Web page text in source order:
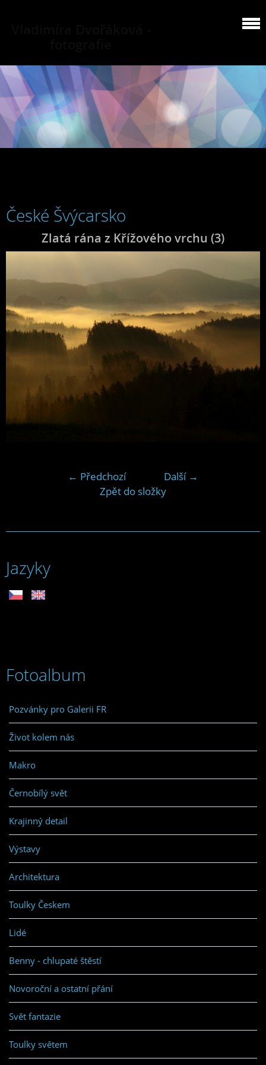
České Švýcarsko
Zlatá rána z Křížového vrchu (3)
← Předchozí
Další →
Zpět do složky
Jazyky
Fotoalbum
Pozvánky pro Galerii FR
Život kolem nás
Makro
Černobílý svět
Krajinný detail
Výstavy
Architektura
Toulky Českem
Lidé
Benny - chlupaté štěstí
Novoroční a ostatní přání
Svět fantazie
Toulky světem